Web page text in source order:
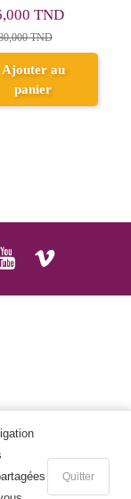
Quitter
33,250 TND
35,000 TND
Ajouter au
panier